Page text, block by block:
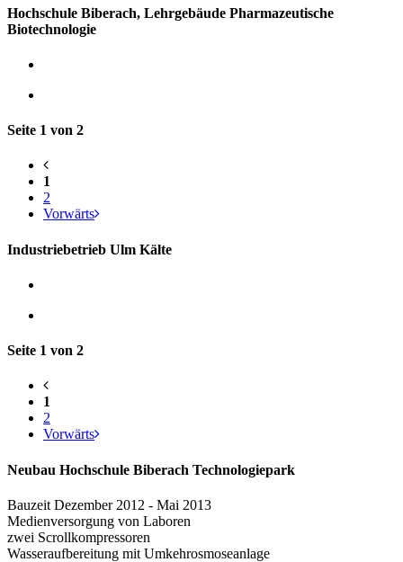
Hochschule Biberach, Lehrgebäude Pharmazeutische
Biotechnologie
Seite 1 von 2
1
2
Vorwärts
Industriebetrieb Ulm Kälte
Seite 1 von 2
1
2
Vorwärts
Neubau Hochschule Biberach Technologiepark
Bauzeit Dezember 2012 - Mai 2013
Medienversorgung von Laboren
zwei Scrollkompressoren
Wasseraufbereitung mit Umkehrosmoseanlage